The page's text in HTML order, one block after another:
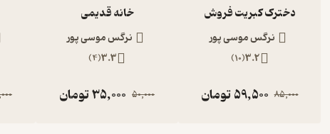
دخترک کبریت فروش
نرگس موسی پور
3.2
(
10
)
85,000
59,500تومان
خانه قدیمی
نرگس موسی پور
3.3
(
4
)
50,000
35,000تومان